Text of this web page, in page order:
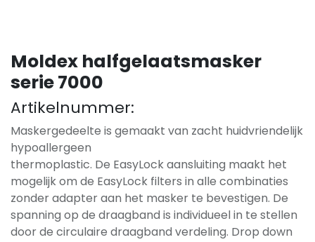
Moldex halfgelaatsmasker
serie 7000
Artikelnummer:
Maskergedeelte is gemaakt van zacht huidvriendelijk
hypoallergeen
thermoplastic. De EasyLock aansluiting maakt het
mogelijk om de EasyLock filters in alle combinaties
zonder adapter aan het masker te bevestigen. De
spanning op de draagband is individueel in te stellen
door de circulaire draagband verdeling. Drop down